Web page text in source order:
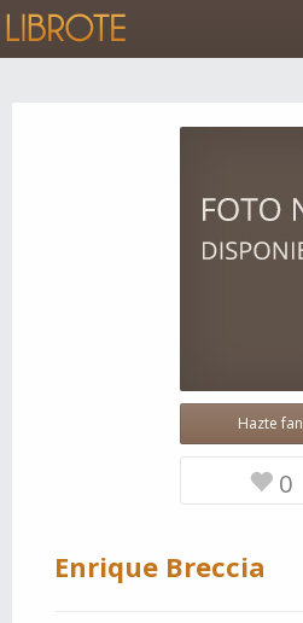
Hazte fan
0
Enrique Breccia